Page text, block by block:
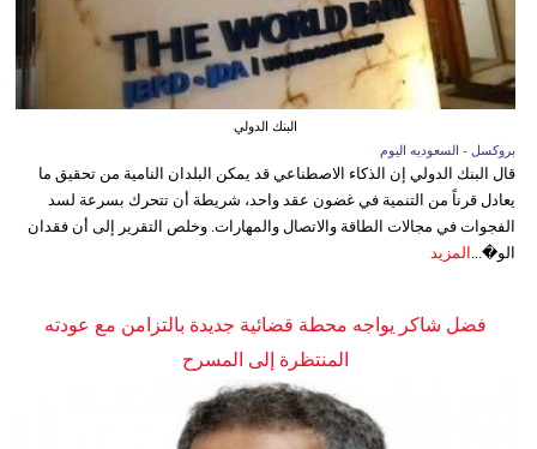
البنك الدولي
بروكسل - السعوديه اليوم
قال البنك الدولي إن الذكاء الاصطناعي قد يمكن البلدان النامية من تحقيق ما
يعادل قرناً من التنمية في غضون عقد واحد، شريطة أن تتحرك بسرعة لسد
الفجوات في مجالات الطاقة والاتصال والمهارات. وخلص التقرير إلى أن فقدان
الو�... المزيد
فضل شاكر يواجه محطة قضائية جديدة بالتزامن مع عودته
المنتظرة إلى المسرح